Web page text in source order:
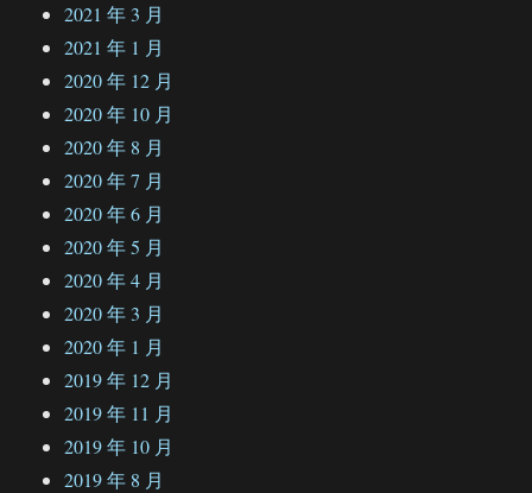
2021 年 3 月
2021 年 1 月
2020 年 12 月
2020 年 10 月
2020 年 8 月
2020 年 7 月
2020 年 6 月
2020 年 5 月
2020 年 4 月
2020 年 3 月
2020 年 1 月
2019 年 12 月
2019 年 11 月
2019 年 10 月
2019 年 8 月